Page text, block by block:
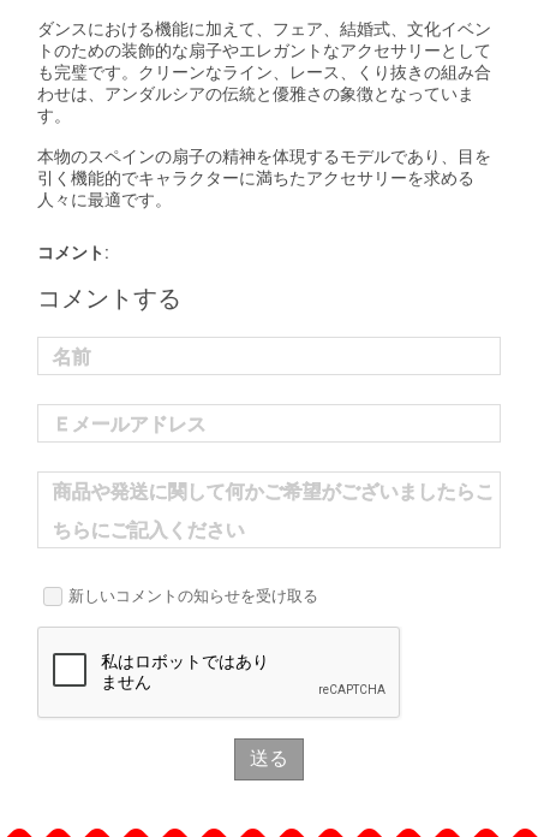
ダンスにおける機能に加えて、フェア、結婚式、文化イベン
トのための装飾的な扇子やエレガントなアクセサリーとして
も完璧です。クリーンなライン、レース、くり抜きの組み合
わせは、アンダルシアの伝統と優雅さの象徴となっていま
す。
本物のスペインの扇子の精神を体現するモデルであり、目を
引く機能的でキャラクターに満ちたアクセサリーを求める
人々に最適です。
コメント:
コメントする
名前
Ｅメールアドレス
商品や発送に関して何かご希望がございましたらこ
ちらにご記入ください
新しいコメントの知らせを受け取る
送る